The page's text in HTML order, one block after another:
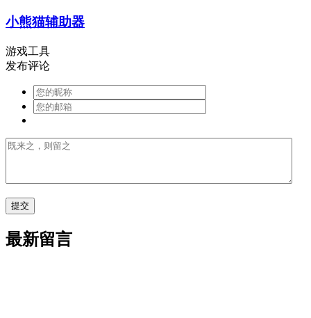
小熊猫辅助器
游戏工具
发布评论
最新留言